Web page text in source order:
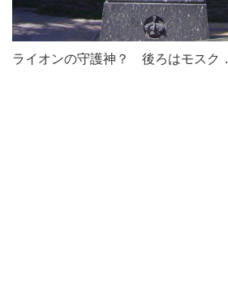
ライオンの守護神？ 後ろはモスク．